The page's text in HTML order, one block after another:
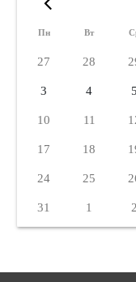
Пн Вт
27 28
3 4 5
10 11
17 18
24 25
31 1 2